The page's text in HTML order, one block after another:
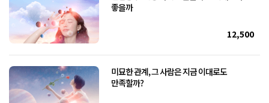
좋을까
12,500
미묘한 관계, 그 사람은 지금 이대로도
만족할까?